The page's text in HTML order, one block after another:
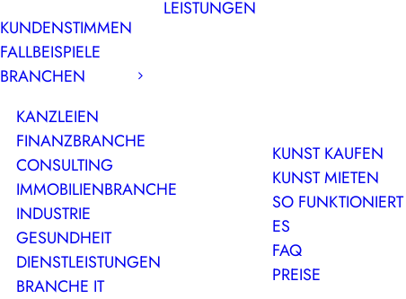
KUNDENSTIMMEN
FALLBEISPIELE
BRANCHEN
KANZLEIEN
FINANZBRANCHE
CONSULTING
IMMOBILIENBRANCHE
INDUSTRIE
GESUNDHEIT
DIENSTLEISTUNGEN
BRANCHE IT
LEISTUNGEN
KUNST KAUFEN
KUNST MIETEN
SO FUNKTIONIERT
ES
FAQ
PREISE